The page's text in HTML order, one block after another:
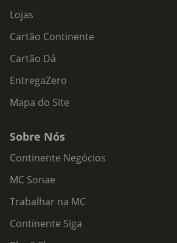
Lojas
Cartão Continente
Cartão Dá
EntregaZero
Mapa do Site
Sobre Nós
Continente Negócios
MC Sonae
Trabalhar na MC
Continente Siga